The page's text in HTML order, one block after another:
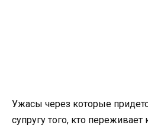
Ужасы через которые
супругу того, кто переживает